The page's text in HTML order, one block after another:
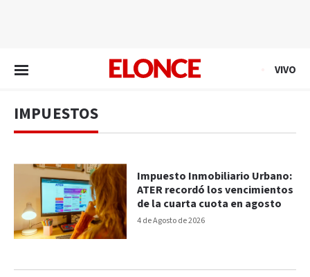
VIVO
IMPUESTOS
4 de Agosto de 2026
Impuesto Inmobiliario Urbano:
ATER recordó los vencimientos
de la cuarta cuota en agosto